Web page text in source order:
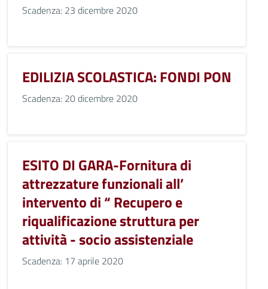
Scadenza: 23 dicembre 2020
EDILIZIA SCOLASTICA: FONDI PON
Scadenza: 20 dicembre 2020
ESITO DI GARA-Fornitura di
attrezzature funzionali all’
intervento di “ Recupero e
riqualificazione struttura per
attività - socio assistenziale
Scadenza: 17 aprile 2020